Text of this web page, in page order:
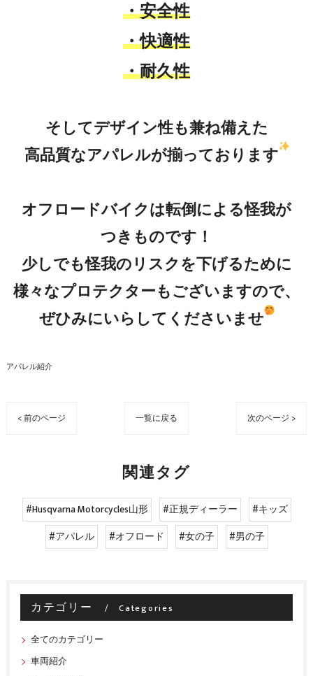
・安全性
・快適性
・耐久性
そしてデザイン性も兼ね備えた
高品質なアパレルが揃っております
オフロードバイクは転倒による怪我が
つきものです！
少しでも怪我のリスクを下げるために
様々なプロテクターもございますので、
ぜひみにいらしてくださいませ
アパレル紹介
< 前のページ 一覧に戻る 次のページ >
関連タグ
#Husqvarna Motorcycles山形 #正規ディーラー
#キッズ
#アパレル
#オフロード #女の子 #男の子
カテゴリー Categories
全てのカテゴリー
車両紹介